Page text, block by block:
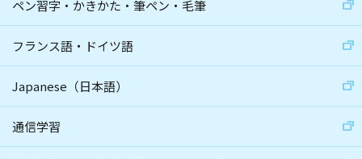
ペン習字・かきかた・筆ペン・毛筆
フランス語・ドイツ語
Japanese（日本語）
通信学習